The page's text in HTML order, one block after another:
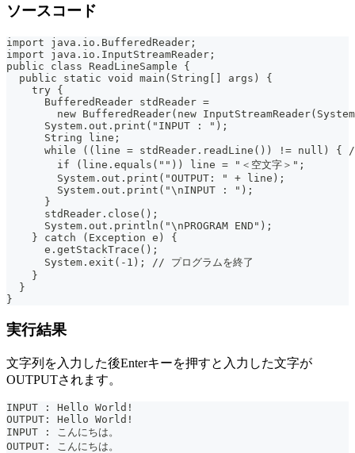
ソースコード
import java.io.BufferedReader;
import java.io.InputStreamReader;
public class ReadLineSample {
  public static void main(String[] args) {
    try {
      BufferedReader stdReader =
new BufferedReader(new
      System.out.print("INPUT : ");
      String line;
while ((line = stdReader.readLine()) != null) { //
        if (line.equals("")) line = "＜空文字＞";
        System.out.print("OUTPUT: " + line);
        System.out.print("\nINPUT : ");
      }
      stdReader.close();
      System.out.println("\nPROGRAM END");
    } catch (Exception e) {
      e.getStackTrace();
      System.exit(-1); // プログラムを終了
    }
  }
}
実行結果
文字列を入力した後Enterキーを押すと入力した文字が
OUTPUTされます。
INPUT : Hello World!
OUTPUT: Hello World!
INPUT : こんにちは。
OUTPUT: こんにちは。